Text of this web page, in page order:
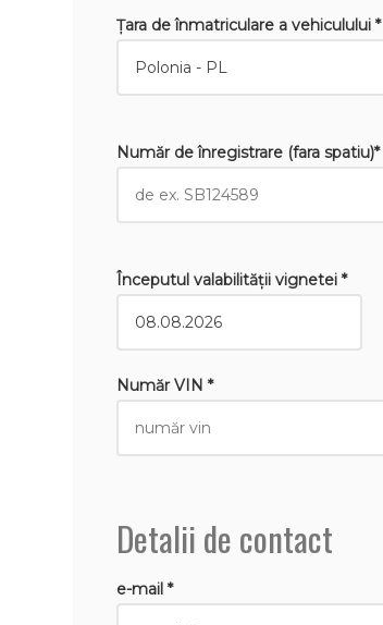
Țara de înmatriculare a vehiculului *
Număr de înregistrare (fara spatiu)*
Începutul valabilităţii vignetei *
Număr VIN *
Detalii de contact
e-mail *